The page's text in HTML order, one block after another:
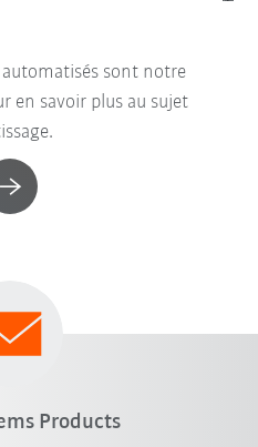
automatisés sont notre
en savoir plus au sujet
Products